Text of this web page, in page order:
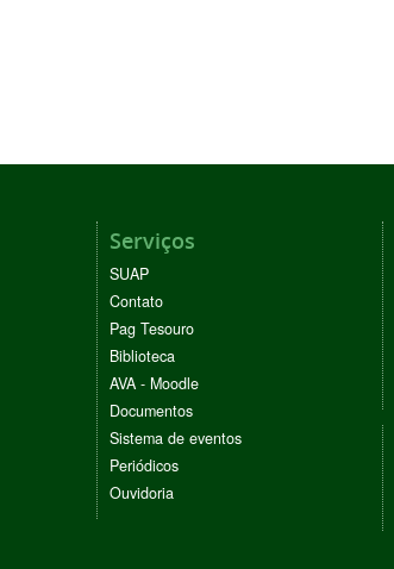
Serviços
SUAP
Contato
Pag Tesouro
Biblioteca
AVA - Moodle
Documentos
Sistema de eventos
Periódicos
Ouvidoria